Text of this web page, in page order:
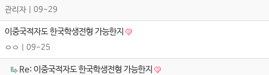
관리자 | 09-29
이중국적자도 한국학생전형 가능한지
ㅇㅇ | 09-25
Re: 이중국적자도 한국학생전형 가능한지